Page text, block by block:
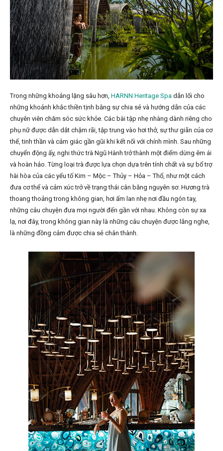
Trong những khoảng lặng sâu hơn, HARNN Heritage Spa dẫn lối cho
những khoảnh khắc thiền tịnh bằng sự chia sẻ và hướng dẫn của các
chuyên viên chăm sóc sức khỏe. Các bài tập nhẹ nhàng dành riêng cho
phụ nữ được dẫn dắt chậm rãi, tập trung vào hơi thở, sự thư giãn của cơ
thể, tinh thần và cảm giác gần gũi khi kết nối với chính mình. Sau những
chuyển động ấy, nghi thức trà Ngũ Hành trở thành một điểm dừng êm ái
và hoàn hảo. Từng loại trà được lựa chọn dựa trên tính chất và sự bổ trợ
hài hòa của các yếu tố Kim – Mộc – Thủy – Hỏa – Thổ, như một cách
đưa cơ thể và cảm xúc trở về trạng thái cân bằng nguyên sơ. Hương trà
thoang thoảng trong không gian, hơi ấm lan nhẹ nơi đầu ngón tay,
những câu chuyện đưa mọi người đến gần với nhau. Không còn sự xa
lạ, nơi đây, trong không gian này là những câu chuyện được lắng nghe,
là những đồng cảm được chia sẻ chân thành.